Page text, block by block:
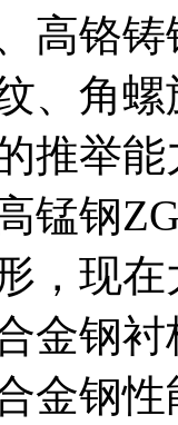
高铬
、角
推举
锰钢
，现
金钢
金钢